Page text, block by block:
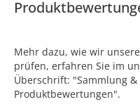
Mehr dazu, wie wir
prüfen, erfahren Sie im
Überschrift: "Sammlung &
Produktbewertungen".